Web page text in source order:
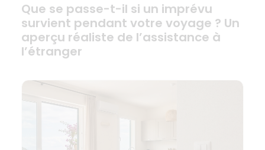
Que se passe-t-il si un imprévu
survient pendant votre voyage ? Un
aperçu réaliste de l’assistance à
l’étranger